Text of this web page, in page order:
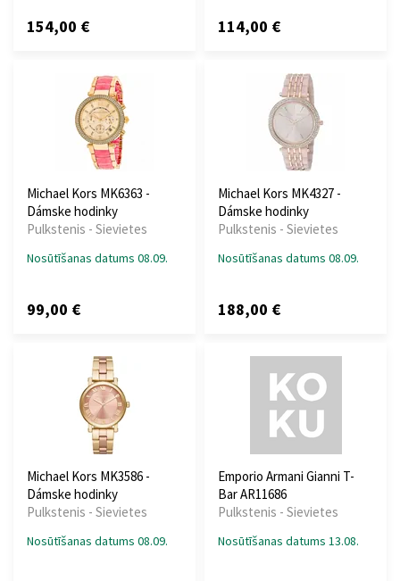
154,00 € 114,00 €
Michael Kors MK6363 -
Dámske hodinky
Pulkstenis - Sievietes
Nosūtīšanas datums 08.09.
99,00 €
Michael Kors MK4327 -
Dámske hodinky
Pulkstenis - Sievietes
Nosūtīšanas datums 08.09.
188,00 €
Michael Kors MK3586 -
Dámske hodinky
Pulkstenis - Sievietes
Nosūtīšanas datums 08.09.
Emporio Armani Gianni T-
Bar AR11686
Pulkstenis - Sievietes
Nosūtīšanas datums 13.08.